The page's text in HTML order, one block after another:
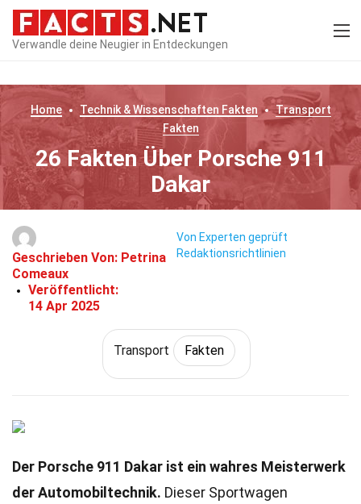
Verwandle deine Neugier in Entdeckungen
Home Technik & Wissenschaften Fakten
Transport
Fakten
26 Fakten Über Porsche 911
Dakar
Geschrieben Von: Petrina
Comeaux
Veröffentlicht:
14 Apr 2025
Von Experten geprüft
Redaktionsrichtlinien
Transport Fakten
Der Porsche 911 Dakar ist ein wahres Meisterwerk
der Automobiltechnik. Dieser Sportwagen